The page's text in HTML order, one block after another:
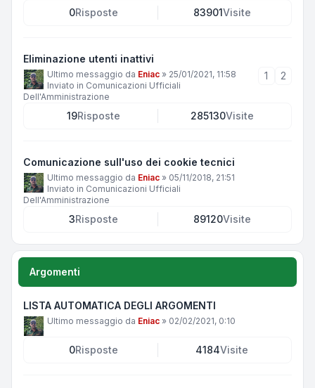
0Risposte 83901Visite
Eliminazione utenti inattivi
Ultimo messaggio da Eniac » 25/01/2021, 11:58
Inviato in Comunicazioni Ufficiali
Dell'Amministrazione
1 2
19Risposte 285130Visite
Comunicazione sull'uso dei cookie tecnici
Ultimo messaggio da Eniac » 05/11/2018, 21:51
Inviato in Comunicazioni Ufficiali
Dell'Amministrazione
3Risposte 89120Visite
Argomenti
LISTA AUTOMATICA DEGLI ARGOMENTI
Ultimo messaggio da Eniac » 02/02/2021, 0:10
0Risposte 4184Visite